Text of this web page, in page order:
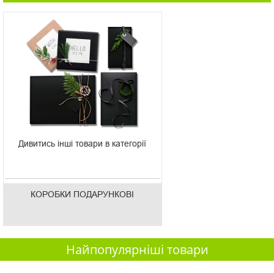
Дивитись інші товари в категорії
КОРОБКИ ПОДАРУНКОВІ
Найпопулярніші товари